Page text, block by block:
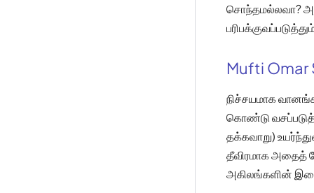
சொந்தமல்லவா?
Mufti Omar
நிச்சயமாக
கொண்டு
தக்கவாறு)
தீவிரமாக அதைத்
அகிலங்களின்